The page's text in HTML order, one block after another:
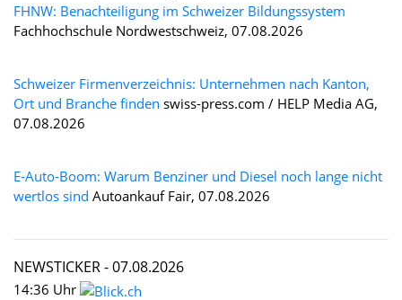
FHNW: Benachteiligung im Schweizer Bildungssystem
Fachhochschule Nordwestschweiz, 07.08.2026
Schweizer Firmenverzeichnis: Unternehmen nach Kanton,
Ort und Branche finden swiss-press.com / HELP Media AG,
07.08.2026
E-Auto-Boom: Warum Benziner und Diesel noch lange nicht
wertlos sind Autoankauf Fair, 07.08.2026
NEWSTICKER -07.08.2026
14:36 Uhr